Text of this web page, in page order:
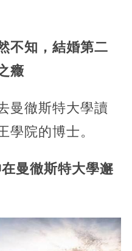
不知，結婚第二
癥
曼徹斯特大學讀
學院的博士。
曼徹斯特大學邂